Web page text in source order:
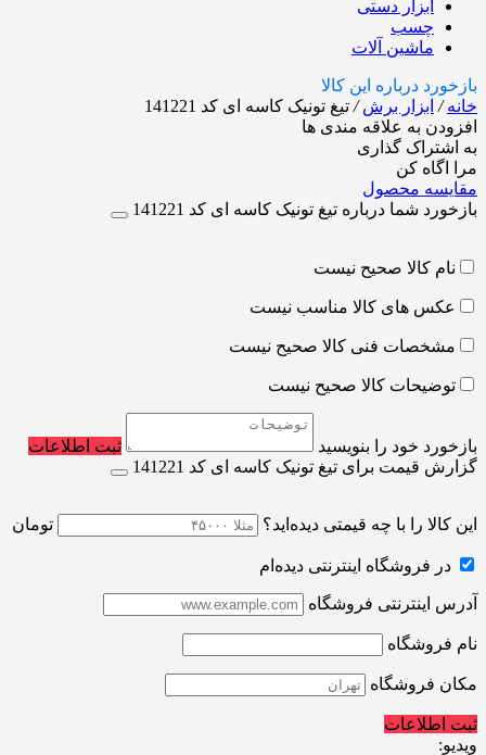
ابزار دستی
چسب
ماشین آلات
بازخورد درباره این کالا
خانه/ ابزار برش/ تیغ تونیک کاسه ای کد 141221
افزودن به علاقه مندی ها
به اشتراک گذاری
مرا اگاه کن
مقایسه محصول
بازخورد شما درباره تیغ تونیک کاسه ای کد 141221
نام کالا صحیح نیست
عکس های کالا مناسب نیست
مشخصات فنی کالا صحیح نیست
توضیحات کالا صحیح نیست
بازخورد خود را بنویسید
ثبت اطلاعات
گزارش قیمت برای تیغ تونیک کاسه ای کد 141221
این کالا را با چه قیمتی دیده‌اید؟ تومان
در فروشگاه اینترنتی دیده‌ام
آدرس اینترنتی فروشگاه
نام فروشگاه
مکان فروشگاه
ثبت اطلاعات
ویدیو: